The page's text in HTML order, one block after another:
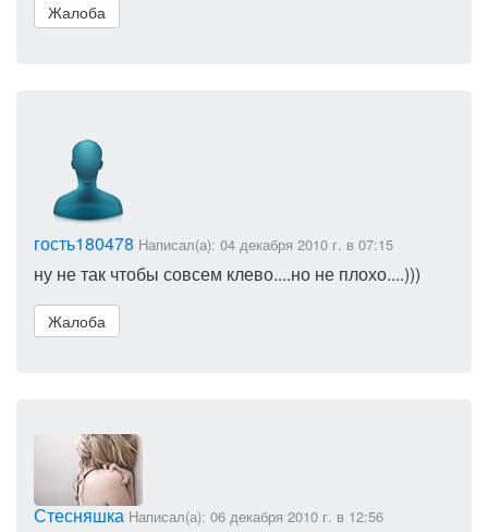
Жалоба
гость180478 Написал(а): 04 декабря 2010 г. в 07:15
ну не так чтобы совсем клево....но не плохо....)))
Жалоба
Стесняшка Написал(а): 06 декабря 2010 г. в 12:56